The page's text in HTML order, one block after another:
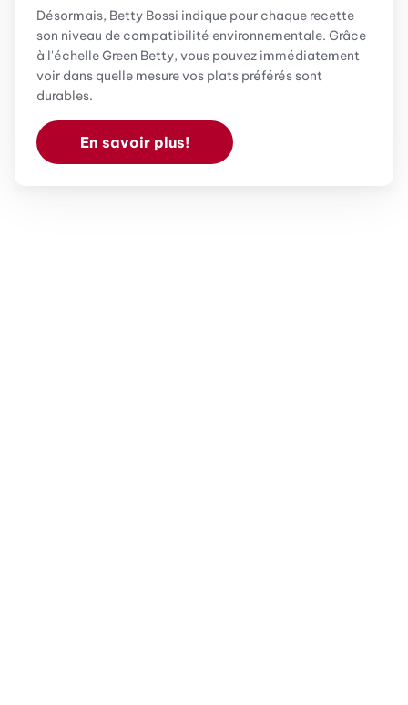
Désormais, Betty Bossi indique pour chaque recette
son niveau de compatibilité environnementale. Grâce
à l'échelle Green Betty, vous pouvez immédiatement
voir dans quelle mesure vos plats préférés sont
durables.
En savoir plus!